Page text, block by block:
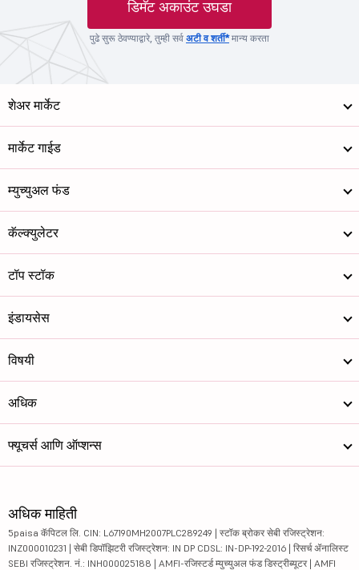
डिमॅट अकाउंट उघडा
पुढे सुरू ठेवण्याद्वारे, तुम्ही सर्व अटी व शर्ती*मान्य करता
शेअर मार्केट
मार्केट गाईड
म्युच्युअल फंड
कॅल्क्युलेटर
टॉप स्टॉक
इंडायसेस
विषयी
अधिक
फ्यूचर्स आणि ऑप्शन्स
अधिक माहिती
5paisa कॅपिटल लि. CIN: L67190MH2007PLC289249 | स्टॉक ब्रोकर सेबी रजिस्ट्रेशन:
INZ000010231 | सेबी डिपॉझिटरी रजिस्ट्रेशन: IN DP CDSL: IN-DP-192-2016 | रिसर्च ॲनालिस्ट
SEBI रजिस्ट्रेशन. नं.: INH000025188 | AMFI-रजिस्टर्ड म्युच्युअल फंड डिस्ट्रीब्यूटर | AMFI